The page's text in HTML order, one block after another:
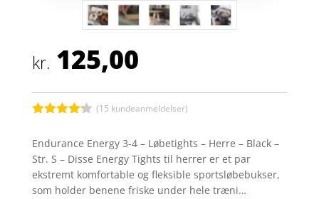
kr. 125,00
ud af 5
baseret
på
kundebedø
mmelser
(15 kundeanmeldelser)
Endurance Energy 3-4 – Løbetights – Herre – Black –
Str. S – Disse Energy Tights til herrer er et par
ekstremt komfortable og fleksible sportsløbebukser,
som holder benene friske under hele træni…